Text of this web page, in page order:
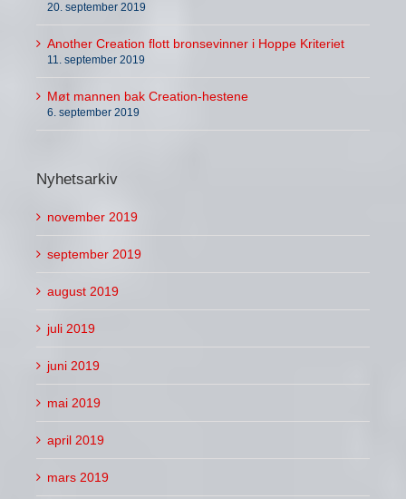
20. september 2019
Another Creation flott bronsevinner i Hoppe Kriteriet
11. september 2019
Møt mannen bak Creation-hestene
6. september 2019
Nyhetsarkiv
november 2019
september 2019
august 2019
juli 2019
juni 2019
mai 2019
april 2019
mars 2019